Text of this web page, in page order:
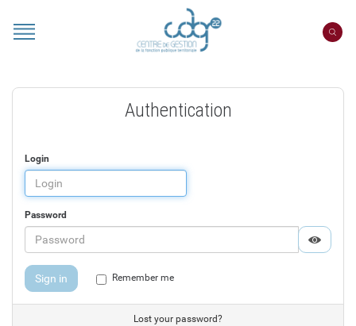
Authentication
Login
Password
Hide
Sign in Remember me
Lost your password?